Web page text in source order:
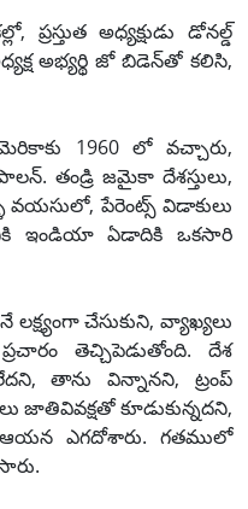
అధ్యక్షుడు డోనల్డ్
అభ్యర్థి జో బిడెన్‌తో కలిసి,
1960 లో వచ్చారు,
తండ్రి జమైకా దేశస్తులు,
పేరెంట్స్ విడాకులు
ఇండియా ఏడాదికి ఒకసారి
లక్ష్యంగా చేసుకుని, వ్యాఖ్యలు
తెచ్చిపెడుతోంది. దేశ
తాను విన్నానని, ట్రంప్
జాతివివక్షతో కూడుకున్నదని,
ఆయన ఎగదోశారు. గతములో